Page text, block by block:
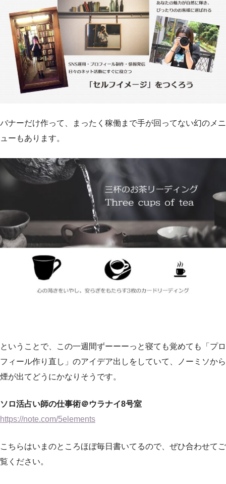
バナーだけ作って、まったく稼働まで手が回ってない幻のメニ
ューもあります。
ということで、この一週間ずーーーっと寝ても覚めても「プロ
フィール作り直し」のアイデア出しをしていて、ノーミソから
煙が出てどうにかなりそうです。
ソロ活占い師の仕事術＠ウラナイ8号室
https://note.com/5elements
こちらはいまのところほぼ毎日書いてるので、ぜひ合わせてご
覧ください。